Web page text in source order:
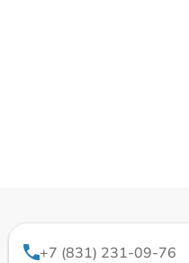
+7 (831) 231-09-76